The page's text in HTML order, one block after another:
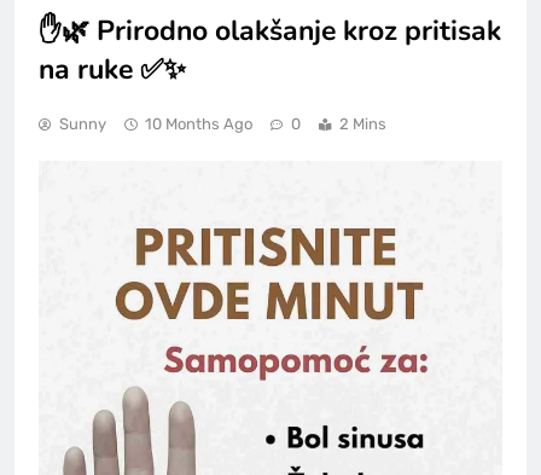
✋🌿 Prirodno olakšanje kroz pritisak
na ruke ✅✨
Sunny 10 Months Ago 0 2 Mins